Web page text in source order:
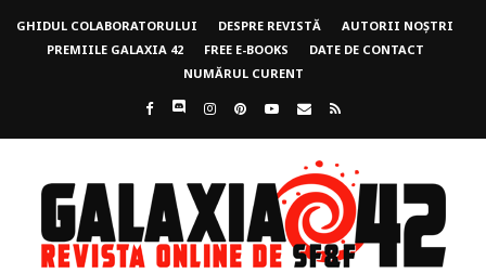
GHIDUL COLABORATORULUI DESPRE REVISTĂ
AUTORII NOȘTRI
PREMIILE GALAXIA 42
FREE E-BOOKS
DATE DE CONTACT
NUMĂRUL CURENT